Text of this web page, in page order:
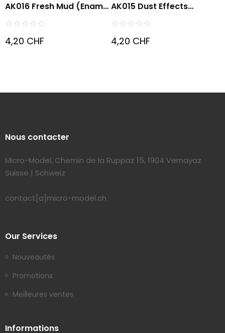
AK016 Fresh Mud (enamel
Color)
4,20 CHF
AK015 Dust Effects
(enamel...
4,20 CHF
Nous contacter
Micro-Model, Chemin de la Ruppaz 15, 1904 Vernayaz
Suisse | Schweiz
contact[a]micro-model.ch
Our Services
Nouveautés
Promotions
Meilleures ventes
Informations